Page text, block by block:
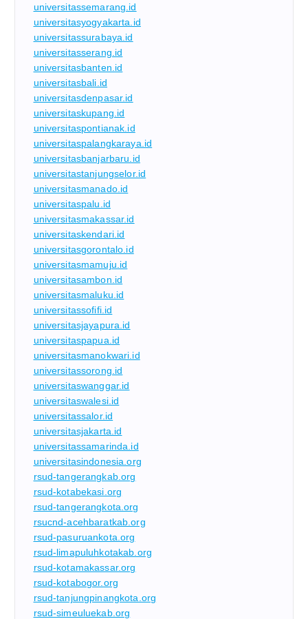
universitassemarang.id
universitasyogyakarta.id
universitassurabaya.id
universitasserang.id
universitasbanten.id
universitasbali.id
universitasdenpasar.id
universitaskupang.id
universitaspontianak.id
universitaspalangkaraya.id
universitasbanjarbaru.id
universitastanjungselor.id
universitasmanado.id
universitaspalu.id
universitasmakassar.id
universitaskendari.id
universitasgorontalo.id
universitasmamuju.id
universitasambon.id
universitasmaluku.id
universitassofifi.id
universitasjayapura.id
universitaspapua.id
universitasmanokwari.id
universitassorong.id
universitaswanggar.id
universitaswalesi.id
universitassalor.id
universitasjakarta.id
universitassamarinda.id
universitasindonesia.org
rsud-tangerangkab.org
rsud-kotabekasi.org
rsud-tangerangkota.org
rsucnd-acehbaratkab.org
rsud-pasuruankota.org
rsud-limapuluhkotakab.org
rsud-kotamakassar.org
rsud-kotabogor.org
rsud-tanjungpinangkota.org
rsud-simeuluekab.org